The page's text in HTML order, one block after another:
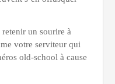
un sourire à
votre serviteur qui
old-school à cause